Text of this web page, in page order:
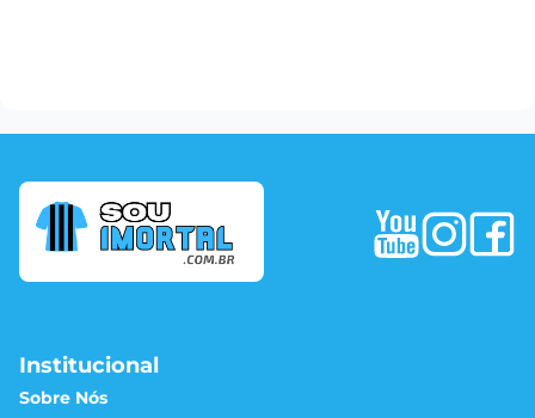
Institucional
Sobre Nós